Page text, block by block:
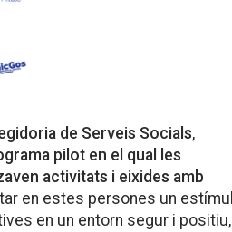
de Serveis Socials,
pilot en el qual les
activitats i eixides amb
en estes persones un estímul
en un entorn segur i positiu,